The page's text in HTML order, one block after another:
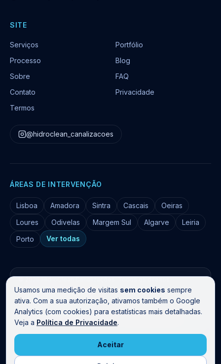
SITE
Serviços
Portfólio
Processo
Blog
Sobre
FAQ
Contato
Privacidade
Termos
@hidroclean_canalizacoes
ÁREAS DE INTERVENÇÃO
Lisboa Amadora Sintra Cascais
Oeiras
Loures
Odivelas Margem Sul Algarve
Leiria
Porto
Ver todas
reservados.
Livro de Reclamações
24h em Lisboa, Sintra, Cascais, Amadora, Odivelas, Margem
Sul, Algarve, Leiria e Porto · Técnicos certificados para gás.
Usamos uma medição de visitas sem cookies sempre
ativa. Com a sua autorização, ativamos também o Google
Analytics (com cookies) para estatísticas mais detalhadas.
Veja a Política de Privacidade.
Aceitar